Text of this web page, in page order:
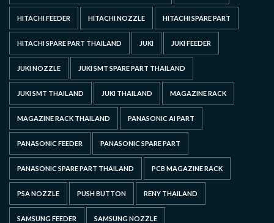
HITACHI FEEDER HITACHI NOZZLE HITACHI SPARE PART
HITACHI SPARE PART THAILAND JUKI JUKI FEEDER
JUKI NOZZLE JUKI SMT SPARE PART THAILAND
JUKI SMT THAILAND JUKI THAILAND MAGAZINE RACK
MAGAZINE RACK THAILAND PANASONIC AI PART
PANASONIC FEEDER PANASONIC SPARE PART
PANASONIC SPARE PART THAILAND PCB MAGAZINE RACK
PSA NOZZLE PUSH BUTTON RENY THAILAND
SAMSUNG FEEDER SAMSUNG NOZZLE